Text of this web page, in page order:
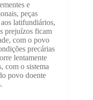
e
peças
latifundiários,
prejuízos ficam
com o povo
precárias
lentamente
com o sistema
povo doente